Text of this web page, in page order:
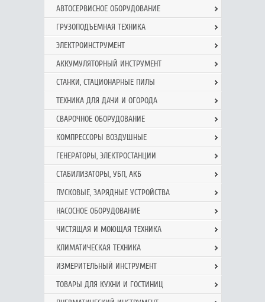
АВТОСЕРВИСНОЕ ОБОРУДОВАНИЕ
ГРУЗОПОДЪЕМНАЯ ТЕХНИКА
ЭЛЕКТРОИНСТРУМЕНТ
АККУМУЛЯТОРНЫЙ ИНСТРУМЕНТ
СТАНКИ, СТАЦИОНАРНЫЕ ПИЛЫ
ТЕХНИКА ДЛЯ ДАЧИ И ОГОРОДА
СВАРОЧНОЕ ОБОРУДОВАНИЕ
КОМПРЕССОРЫ ВОЗДУШНЫЕ
ГЕНЕРАТОРЫ, ЭЛЕКТРОСТАНЦИИ
СТАБИЛИЗАТОРЫ, УБП, АКБ
ПУСКОВЫЕ, ЗАРЯДНЫЕ УСТРОЙСТВА
НАСОСНОЕ ОБОРУДОВАНИЕ
ЧИСТЯЩАЯ И МОЮЩАЯ ТЕХНИКА
КЛИМАТИЧЕСКАЯ ТЕХНИКА
ИЗМЕРИТЕЛЬНЫЙ ИНСТРУМЕНТ
ТОВАРЫ ДЛЯ КУХНИ И ГОСТИНИЦ